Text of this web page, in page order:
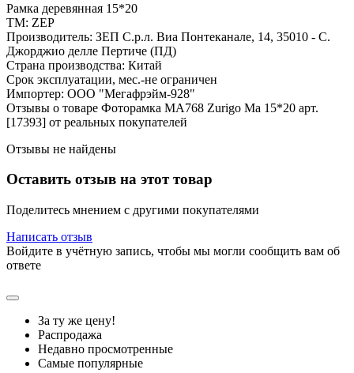
Рамка деревянная 15*20
ТМ: ZEP
Производитель: ЗЕП С.р.л. Виа Понтеканале, 14, 35010 - С.
Джорджио делле Пертиче (ПД)
Страна производства: Китай
Срок эксплуатации, мес.-не ограничен
Импортер: ООО "Мегафрэйм-928"
Отзывы о товаре Фоторамка MA768 Zurigo Ma 15*20 арт.
[17393] от реальных покупателей
Отзывы не найдены
Оставить отзыв на этот товар
Поделитесь мнением с другими покупателями
Написать отзыв
Войдите в учётную запись, чтобы мы могли сообщить вам об
ответе
За ту же цену!
Распродажа
Недавно просмотренные
Самые популярные